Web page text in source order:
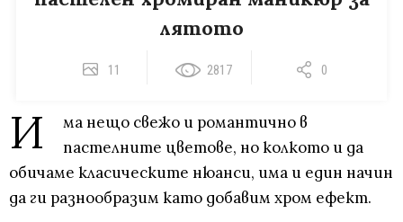
лятото
11 2817 0
И
ма нещо свежо и романтично в
пастелните цветове, но колкото и да
обичаме класическите нюанси, има и един начин
да ги разнообразим като добавим хром ефект.